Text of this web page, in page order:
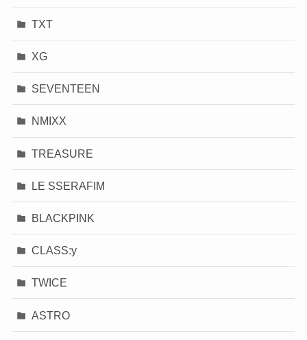
TXT
XG
SEVENTEEN
NMIXX
TREASURE
LE SSERAFIM
BLACKPINK
CLASS:y
TWICE
ASTRO